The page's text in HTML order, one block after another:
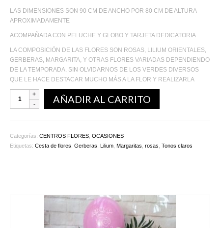
LAS DIMENSIONES SON 90 CM DE ANCHO POR 80 CM DE ALTURA
APROXIMADAMENTE
ACOMPAÑADA CON PELUCHE Y GLOBO Y TARJETA DEDICATORIA
LA COMPOSICIÓN DE LAS FLORES SON ROSAS, LILIUM ORIENTALES,
GERBERAS, MARGARITA, Y OTRAS FLORES VARIADAS DEPENDIENDO
DE LA TEMPORADA. SIN OLVIDARNOS DE LOS VERDES DIVERSOS
QUE LE HACE DESTACAR MUCHO MÁS A LA FLOR Y REALIZARLA
AÑADIR AL CARRITO
Categorías: CENTROS FLORES OCASIONES
Etiquetas: Cesta de flores Gerberas Lilium Margaritas rosas Tonos claros